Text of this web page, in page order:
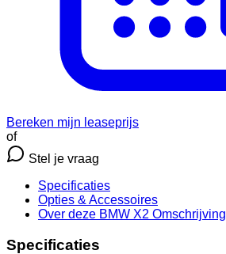
Bereken mijn leaseprijs
of
Stel je vraag
Specificaties
Opties & Accessoires
Over deze BMW X2 Omschrijving
Specificaties